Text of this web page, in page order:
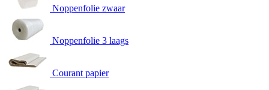
Noppenfolie zwaar
Noppenfolie 3 laags
Courant papier